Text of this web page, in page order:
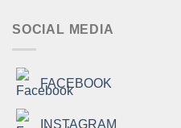
SOCIAL MEDIA
FACEBOOK
INSTAGRAM